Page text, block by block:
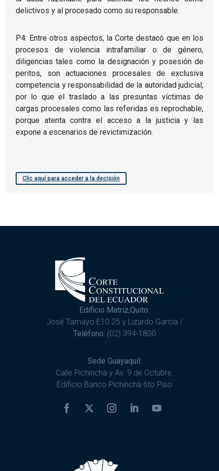
delictivos y al procesado como su responsable.
P4: Entre otros aspectos, la Corte destacó que en los
procesos de violencia intrafamiliar o de género,
diligencias tales como la designación y posesión de
peritos, son actuaciones procesales de exclusiva
competencia y responsabilidad de la autoridad judicial;
por lo que el traslado a las presuntas víctimas de
cargas procesales como las referidas es reprochable,
porque atenta contra el acceso a la justicia y las
expone a escenarios de revictimización.
Clic aquí para acceder a la decisión
Edificio Matriz,Quito:
José Tamayo E10 25 y Lizardo García /
Teléfono: (02) 394-1800
Sede Guayaquil:
Calle Pichincha y Av. 9 de Octubre.
Edificio Banco Pichincha 6to Piso